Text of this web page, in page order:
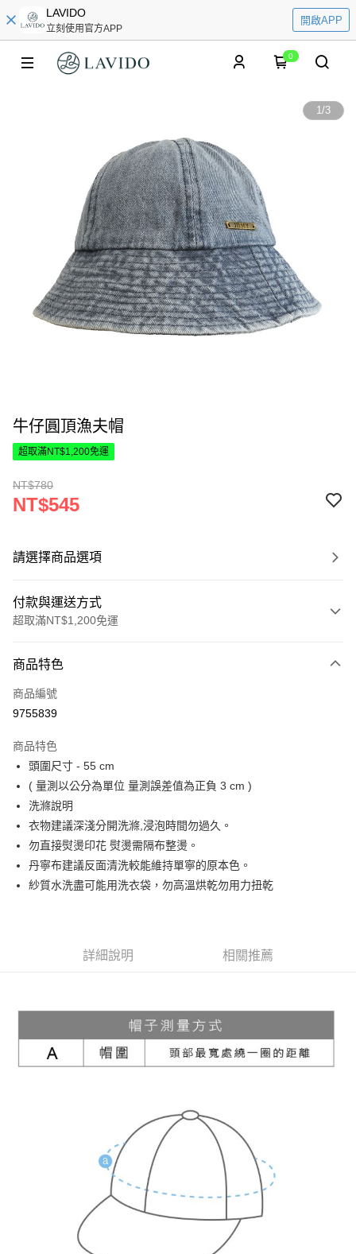
LAVIDO
立刻使用官方APP
開啟APP
0
1/3
牛仔圓頂漁夫帽
超取滿NT$1,200免運
NT$780
NT$545
請選擇商品選項
付款與運送方式
超取滿NT$1,200免運
信用卡一次付款
超商取貨付款
街口支付
悠遊付
大哥付你分期
相關說明
【大哥付你分期使用說明】
1.本服務由台灣大哥大提供，台灣大哥大用戶可立即使用無須另外申請。
2.付款方式選擇「大哥付你分期」，訂單成立後會自動跳轉到大哥付的交易
消。如遇「轉專審核」未通過狀況，表示未達大哥付你分期系統評分，恕無
2.透過簡訊連結打開帳單後，可選擇「超商條碼／台灣大直營門市／銀行轉
帳／街口支付／iPASS MONEY」等通路繳費。
買賣價金債權讓與本公司後，依約使用本公司帳單繳交帳款。
2.基於同意付款使用「大哥付你分期」之契約關係目的，商店將以您的個人
資料（包含姓名、電話或地址）提供予台灣大哥大進項蒐集、處理及利用，
由本公司與您本人進行分期帳單所需資料之確認、核對及更正。
3.完整用戶服務條款，請詳閱以下連結：
https://oppay.tw/userRule
ATM付款
每筆NT$60，滿NT$1,200(含以上)免運費
7-11取貨付款
每筆NT$60，滿NT$1,500(含以上)免運費
每筆NT$60，滿NT$1,500(含以上)免運費
每筆NT$100，滿NT$3,000(含以上)免運費
商品特色
商品編號
9755839
商品特色
頭圍尺寸 - 55 cm
( 量測以公分為單位 量測誤差值為正負 3 cm )
洗滌說明
衣物建議深淺分開洗滌,浸泡時間勿過久。
勿直接熨燙印花 熨燙需隔布整燙。
丹寧布建議反面清洗較能維持單寧的原本色。
紗質水洗盡可能用洗衣袋，勿高溫烘乾勿用力扭乾
詳細說明 相關推薦